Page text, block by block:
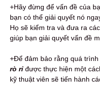
+Hãy đừng để vấn đề của
bạn có thể giải quyết nó
Họ sẽ kiểm tra và đưa ra
giúp bạn giải quyết vấn đề
+Để đảm bảo rằng quá trình
rò rỉđược thực hiện một
kỹ thuật viên sẽ tiến hành